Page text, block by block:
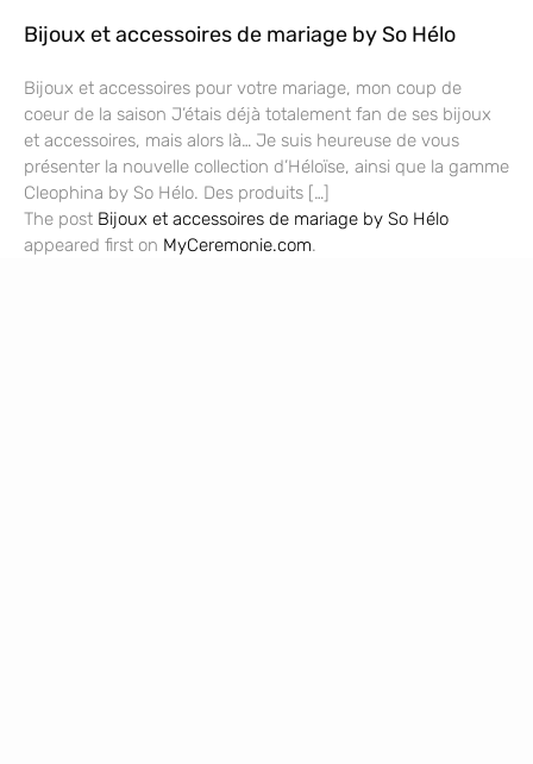
Bijoux et accessoires de mariage by So Hélo
Bijoux et accessoires pour votre mariage, mon coup de
coeur de la saison J’étais déjà totalement fan de ses bijoux
et accessoires, mais alors là… Je suis heureuse de vous
présenter la nouvelle collection d’Héloïse, ainsi que la gamme
Cleophina by So Hélo. Des produits […]
The post Bijoux et accessoires de mariage by So Hélo
appeared first on MyCeremonie.com.